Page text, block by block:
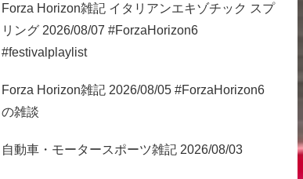
Forza Horizon雑記 イタリアンエキゾチック スプ
リング 2026/08/07 #ForzaHorizon6
#festivalplaylist
Forza Horizon雑記 2026/08/05 #ForzaHorizon6
の雑談
自動車・モータースポーツ雑記 2026/08/03